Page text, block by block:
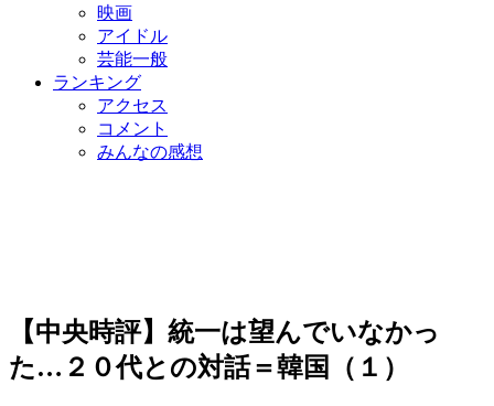
映画
アイドル
芸能一般
ランキング
アクセス
コメント
みんなの感想
【中央時評】統一は望んでいなかっ
た…２０代との対話＝韓国（１）